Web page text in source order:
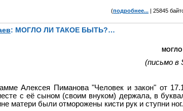
(подробнее... | 25845
: МОГЛО ЛИ ТАКОЕ БЫТЬ?…
МОГЛО
(письмо в
Алексея Пиманова "Человек и закон" от
с её сыном (своим внуком) держала, в
матери были отморожены кисти рук и ступни ног.